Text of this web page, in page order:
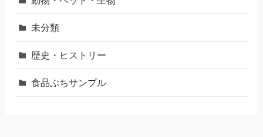
未分類
歴史・ヒストリー
食品ぷちサンプル